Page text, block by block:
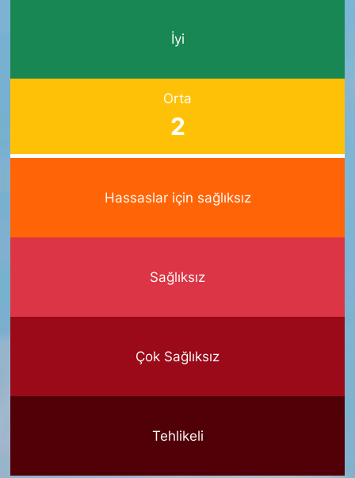
İyi
Orta
2
Hassaslar için sağlıksız
Sağlıksız
Çok Sağlıksız
Tehlikeli